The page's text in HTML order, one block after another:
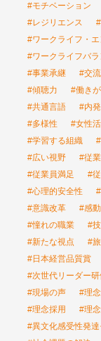
#モチベーション
#レジリエンス
#ワークライフ・
#ワークライフバラ
#事業承継
#交流
#傾聴力
#働き
#共通言語
#内
#多様性
#女性
#学習する組織
#広い視野
#従
#従業員満足
#
#心理的安全性
#意識改革
#感
#憧れの職業
#
#新たな視点
#
#日本経営品質賞
#次世代リーダー研
#現場の声
#理念
#理念採用
#理
#異文化感受性発